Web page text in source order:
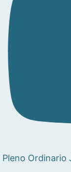
Pleno Ordinario